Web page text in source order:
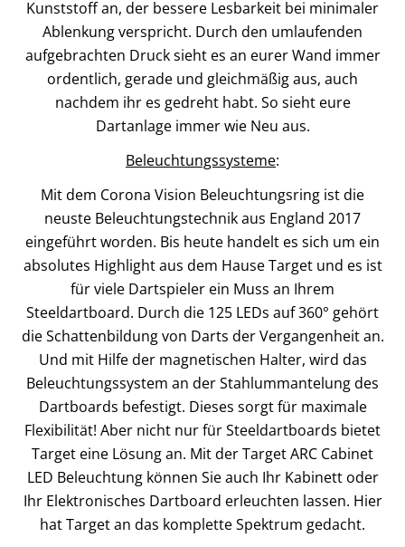
Kunststoff an, der bessere Lesbarkeit bei minimaler
Ablenkung verspricht. Durch den umlaufenden
aufgebrachten Druck sieht es an eurer Wand immer
ordentlich, gerade und gleichmäßig aus, auch
nachdem ihr es gedreht habt. So sieht eure
Dartanlage immer wie Neu aus.
Beleuchtungssysteme:
Mit dem Corona Vision Beleuchtungsring ist die
neuste Beleuchtungstechnik aus England 2017
eingeführt worden. Bis heute handelt es sich um ein
absolutes Highlight aus dem Hause Target und es ist
für viele Dartspieler ein Muss an Ihrem
Steeldartboard. Durch die 125 LEDs auf 360° gehört
die Schattenbildung von Darts der Vergangenheit an.
Und mit Hilfe der magnetischen Halter, wird das
Beleuchtungssystem an der Stahlummantelung des
Dartboards befestigt. Dieses sorgt für maximale
Flexibilität! Aber nicht nur für Steeldartboards bietet
Target eine Lösung an. Mit der Target ARC Cabinet
LED Beleuchtung können Sie auch Ihr Kabinett oder
Ihr Elektronisches Dartboard erleuchten lassen. Hier
hat Target an das komplette Spektrum gedacht.